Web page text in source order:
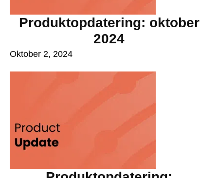
Produktopdatering: oktober
2024
Oktober 2, 2024